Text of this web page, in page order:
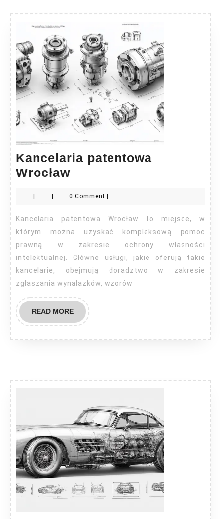
Kancelaria patentowa
WrocławKancelaria
Wrocław
| | 0 Comment |
Kancelaria patentowa Wrocław to miejsce, w
którym można uzyskać kompleksową pomoc
prawną w zakresie ochrony własności
intelektualnej. Główne usługi, jakie oferują takie
kancelarie, obejmują doradztwo w zakresie
zgłaszania wynalazków, wzorów
READ MOREREAD
MORE